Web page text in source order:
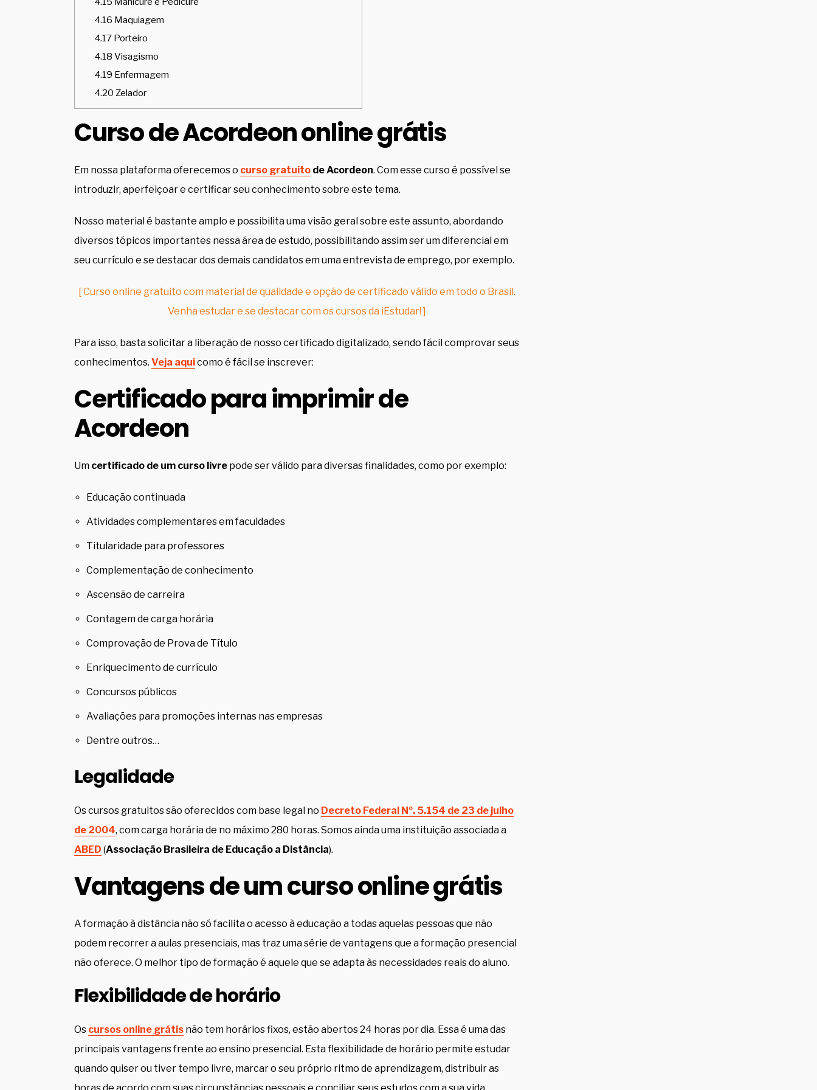
4.16 Maquiagem
4.17Porteiro
4.18 Visagismo
4.19 Enfermagem
4.20 Zelador
Curso de Acordeon online grátis
Em nossa plataforma oferecemos o curso gratuito de Acordeon. Com esse curso é possível se
introduzir, aperfeiçoar e certificar seu conhecimento sobre este tema.
Nosso material é bastante amplo e possibilita uma visão geral sobre este assunto, abordando
diversos tópicos importantes nessa área de estudo, possibilitando assim ser um diferencial em
seu currículo e se destacar dos demais candidatos em uma entrevista de emprego, por exemplo.
[ Curso online gratuito com material de qualidade e opção de certificado válido em todo o Brasil.
Venha estudar e se destacar com os cursos da iEstudar! ]
Para isso, basta solicitar a liberação de nosso certificado digitalizado, sendo fácil comprovar seus
conhecimentos. Veja aquicomo é fácil se inscrever:
Certificado para imprimir de
Acordeon
Um certificado de um curso livre pode ser válido para diversas finalidades, como por exemplo:
Educação continuada
Atividades complementares em faculdades
Titularidade para professores
Complementação de conhecimento
Ascensão de carreira
Contagem de carga horária
Comprovação de Prova de Título
Enriquecimento de currículo
Concursos públicos
Avaliações para promoções internas nas empresas
Dentre outros…
Legalidade
Os cursos gratuitos são oferecidos com base legal no Decreto Federal Nº. 5.154 de 23 de julho
de 2004, com carga horária de no máximo 280 horas. Somos ainda uma instituição associada a
ABED (Associação Brasileira de Educação a Distância).
Vantagens de um curso online grátis
A formação à distância não só facilita o acesso à educação a todas aquelas pessoas que não
podem recorrer a aulas presenciais, mas traz uma série de vantagens que a formação presencial
não oferece. O melhor tipo de formação é aquele que se adapta às necessidades reais do aluno.
Flexibilidade de horário
Os cursos online grátis não tem horários fixos, estão abertos 24 horas por dia. Essa é uma das
principais vantagens frente ao ensino presencial. Esta flexibilidade de horário permite estudar
quando quiser ou tiver tempo livre, marcar o seu próprio ritmo de aprendizagem, distribuir as